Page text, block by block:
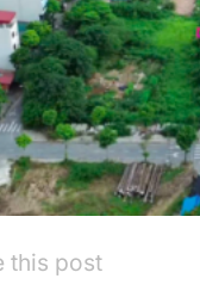
this post